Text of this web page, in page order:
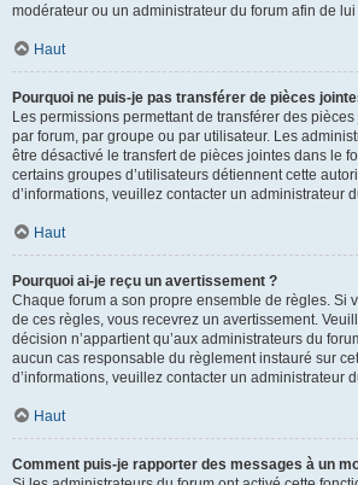
modérateur ou un administrateur du forum afin de
Haut
Pourquoi ne puis-je pas transférer de pièces
Les permissions permettant de transférer des
par forum, par groupe ou par utilisateur. Les
être désactivé le transfert de pièces jointes dans le
certains groupes d’utilisateurs détiennent cette
d’informations, veuillez contacter un administrateur
Haut
Pourquoi ai-je reçu un avertissement ?
Chaque forum a son propre ensemble de règles. Si
de ces règles, vous recevrez un avertissement.
décision n’appartient qu’aux administrateurs du
aucun cas responsable du règlement instauré sur
d’informations, veuillez contacter un administrateur
Haut
Comment puis-je rapporter des messages à un